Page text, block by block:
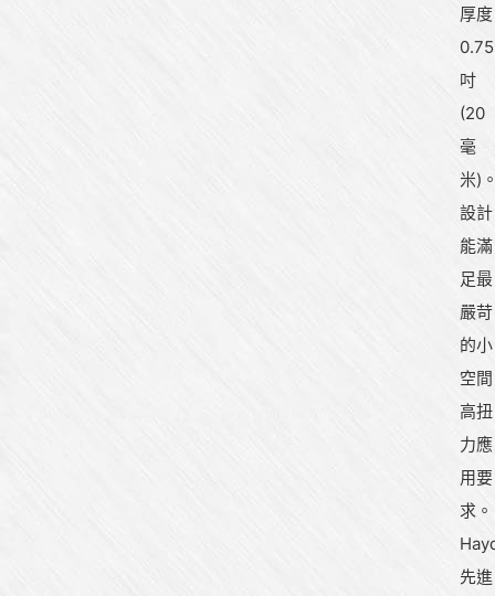
厚度
0.75
吋
(20
毫
米)
設計
能滿
足最
嚴苛
的小
空間
高扭
力應
用要
求。
先進